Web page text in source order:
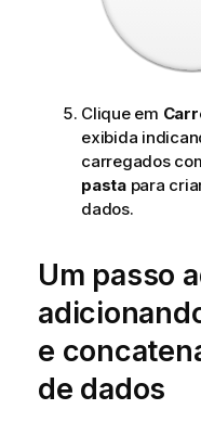
Clique em
exibida
carregados
pastapara
dados.
Um passo
e
de dados